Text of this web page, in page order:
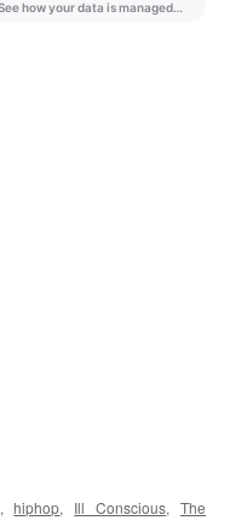
,hiphop, Ill Conscious, The